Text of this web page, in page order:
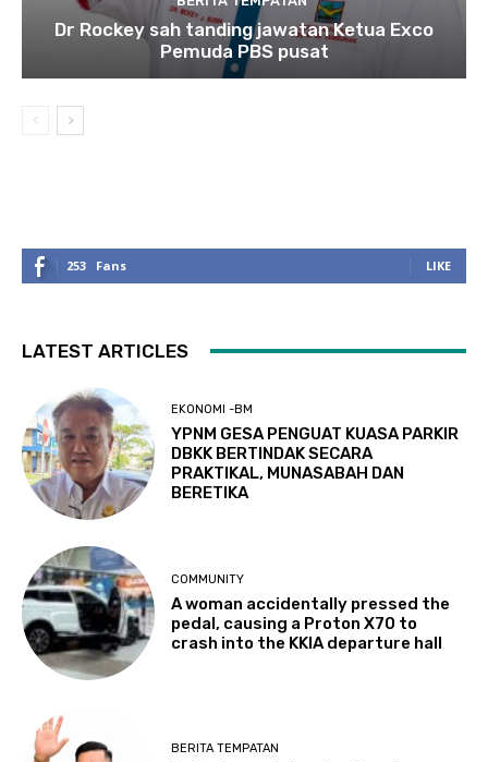
Dr Rockey sah tanding jawatan Ketua Exco
Pemuda PBS pusat
253 Fans LIKE
LATEST ARTICLES
EKONOMI -BM
YPNM GESA PENGUAT KUASA PARKIR
DBKK BERTINDAK SECARA
PRAKTIKAL, MUNASABAH DAN
BERETIKA
COMMUNITY
A woman accidentally pressed the
pedal, causing a Proton X70 to
crash into the KKIA departure hall
BERITA TEMPATAN